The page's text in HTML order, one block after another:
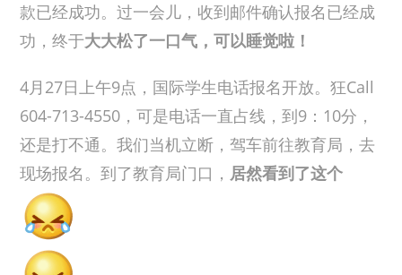
款已经成功。过一会儿，收到邮件确认报名已经成
功，终于大大松了一口气，可以睡觉啦！
4月27日上午9点，国际学生电话报名开放。狂Call
604-713-4550，可是电话一直占线，到9：10分，
还是打不通。我们当机立断，驾车前往教育局，去
现场报名。到了教育局门口， 居然看到了这个